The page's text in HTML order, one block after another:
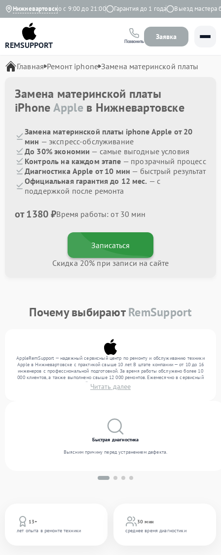
Нижневартовск
Ежедневно с 9:00 до 21:00 Гарантия до 1 года Выезд мастера
REMSUPPORT Позвонить
Заявка
Главная Ремонт iphone Замена материнской платы
Замена материнской платы
iPhoneAppleв Нижневартовске
Замена материнской платы iphone Apple от 20
мин — экспресс-обслуживание
До 30% экономии — самые выгодные условия
Контроль на каждом этапе — прозрачный процесс
Диагностика Apple от 10 мин — быстрый результат
Официальная гарантия до 12 мес. — с
поддержкой после ремонта
от 1380 ₽Время работы: от 30 мин
Записаться
Скидка 20% при записи на сайте
Почему выбираютRemSupport
AppleRemSupport — надежный сервисный центр по ремонту и обслуживанию техники
Apple в Нижневартовске с практикой свыше 10 лет. В штате компании — от 10 до 16
инженеров с профессиональной подготовкой. За время работы обслужено более 10
000 клиентов, а также выполнено свыше 12 000 ремонтов. Ежемесячно в сервисный
центр поступает от 300 устройств, включая , , . Мы работаем с широким спектром
неисправностей и гарантируем высокое качество обслуживания благодаря
Читать далее
13+
лет опыта в ремонте техники
30 мин
среднее время диагностики
Быстрая диагностика
Выясним причину перед устранением дефекта.